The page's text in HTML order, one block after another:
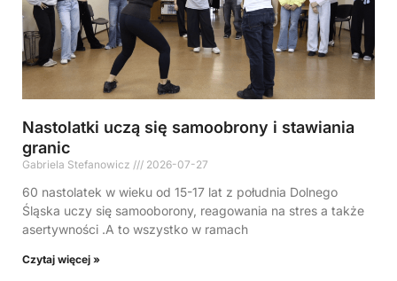
Nastolatki uczą się samoobrony i stawiania
granic
Gabriela Stefanowicz 2026-07-27
60 nastolatek w wieku od 15-17 lat z południa Dolnego
Śląska uczy się samooborony, reagowania na stres a także
asertywności .A to wszystko w ramach
Czytaj więcej »